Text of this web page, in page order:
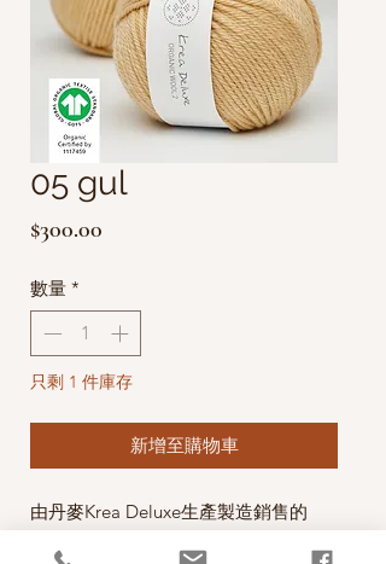
05 gul
$300.00
數量 *
只剩 1 件庫存
新增至購物車
由丹麥Krea Deluxe生產製造銷售的